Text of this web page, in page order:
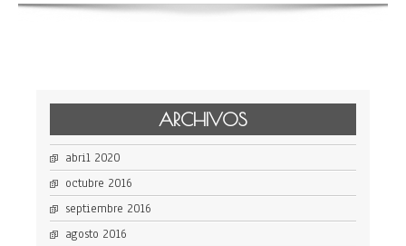
ARCHIVOS
abril 2020
octubre 2016
septiembre 2016
agosto 2016